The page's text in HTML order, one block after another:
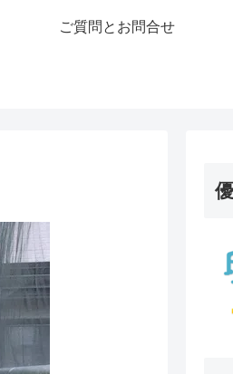
ご質問とお問合せ